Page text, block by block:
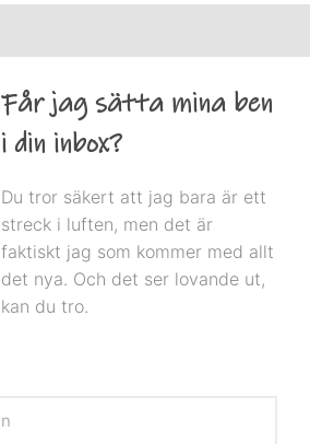
Får jag sätta mina ben
i din inbox?
Du tror säkert att jag bara är ett
streck i luften, men det är
faktiskt jag som kommer med allt
det nya. Och det ser lovande ut,
kan du tro.